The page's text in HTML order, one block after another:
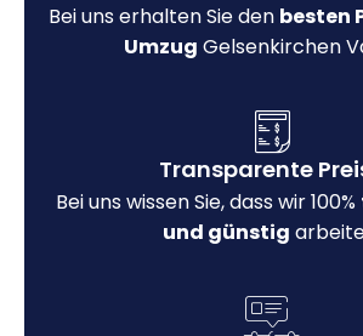
Bei uns erhalten Sie den besten
Umzug Gelsenkirchen
Transparente
Bei uns wissen Sie, dass wir 100%
und günstig